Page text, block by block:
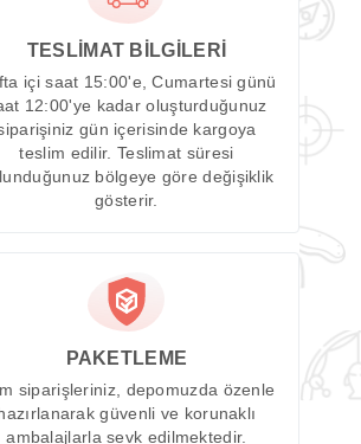
TESLİMAT BİLGİLERİ
içi saat 15:00'e, Cumartesi günü
12:00'ye kadar oluşturduğunuz
gün içerisinde kargoya
teslim edilir. Teslimat süresi
bölgeye göre değişiklik
gösterir.
PAKETLEME
siparişleriniz, depomuzda özenle
hazırlanarak güvenli ve korunaklı
ambalajlarla sevk edilmektedir.